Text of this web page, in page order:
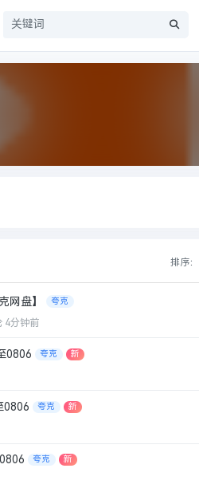
排序：
网盘】 夸克
4分钟前
0806 夸克 新
0806 夸克 新
夸克 新